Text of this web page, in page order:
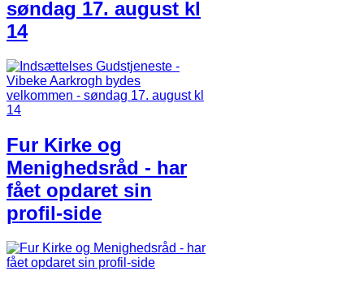
søndag 17. august kl
14
Fur Kirke og
Menighedsråd - har
fået opdaret sin
profil-side